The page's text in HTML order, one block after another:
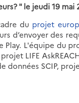
" le jeudi 19 mai
du projet
d’envoyer des
L'équipe du
LIFE
SCIP,